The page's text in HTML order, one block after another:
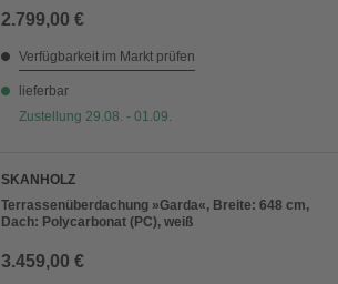
2.799,00 €
Verfügbarkeit im Markt prüfen
lieferbar
Zustellung 29.08. - 01.09.
SKANHOLZ
Terrassenüberdachung »Garda«, Breite: 648 cm,
Dach: Polycarbonat (PC), weiß
3.459,00 €